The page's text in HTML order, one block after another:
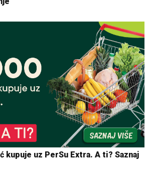
kupuje uz PerSu Extra. A ti? Saznaj